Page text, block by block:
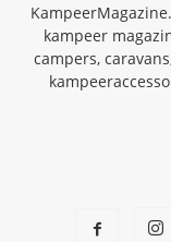
kampeer
campers,